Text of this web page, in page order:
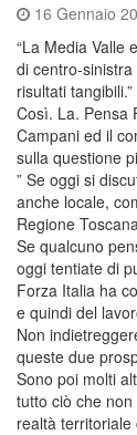
16 Gennaio
“La Media Valle
di centro-
risultati tangibili.”
Così. La. Pensa
Campani ed il
sulla questione
” Se oggi si
anche locale,
Regione
Se qualcuno
oggi tentiate di
Forza Italia ha
e quindi del
Non
queste due
Sono poi molti
tutto ciò che
realtà